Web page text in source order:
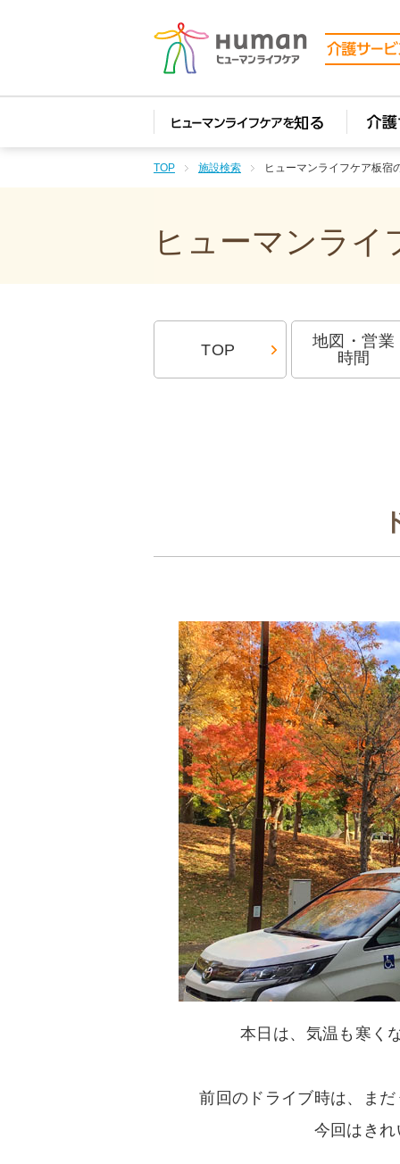
TOP 施設検索 ヒューマンライフケア板宿
ヒューマンライ
TOP
地図・営業
時間
本日は、気温も寒く
前回のドライブ時は、ま
今回はき